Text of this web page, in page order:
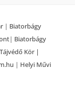
| Biatorbágy
| Biatorbágy
Kör |
| Helyi Művi